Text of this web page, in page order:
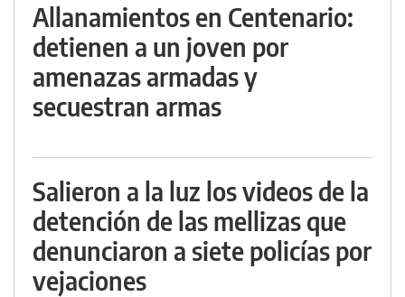
Allanamientos en Centenario:
detienen a un joven por
amenazas armadas y
secuestran armas
Salieron a la luz los videos de la
detención de las mellizas que
denunciaron a siete policías por
vejaciones